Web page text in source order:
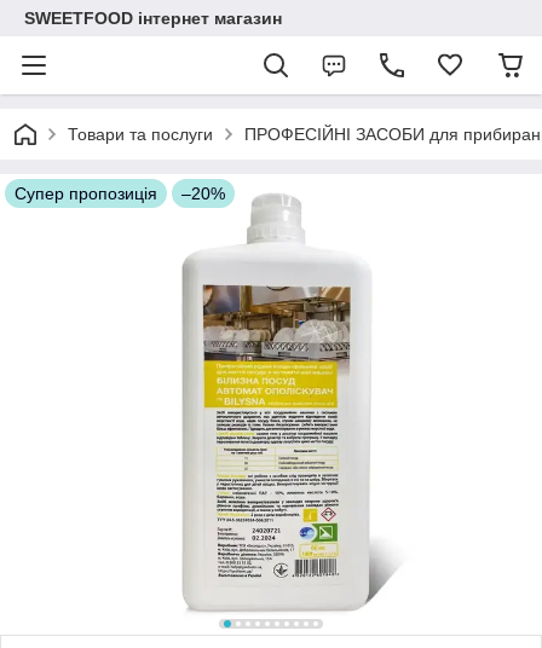
SWEETFOOD інтернет магазин
Товари та послуги ПРОФЕСІЙНІ ЗАСОБИ для
Супер пропозиція –20%